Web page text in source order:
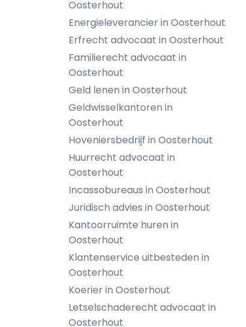
Oosterhout
Energieleverancier in Oosterhout
Erfrecht advocaat in Oosterhout
Familierecht advocaat in
Oosterhout
Geld lenen in Oosterhout
Geldwisselkantoren in
Oosterhout
Hoveniersbedrijf in Oosterhout
Huurrecht advocaat in
Oosterhout
Incassobureaus in Oosterhout
Juridisch advies in Oosterhout
Kantoorruimte huren in
Oosterhout
Klantenservice uitbesteden in
Oosterhout
Koerier in Oosterhout
Letselschaderecht advocaat in
Oosterhout